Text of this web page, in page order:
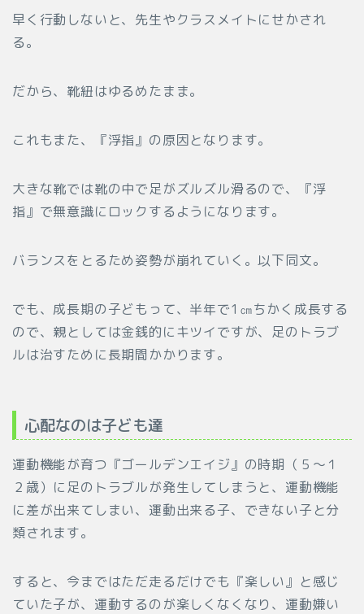
早く行動しないと、先生やクラスメイトにせかされ
る。
だから、靴紐はゆるめたまま。
これもまた、『浮指』の原因となります。
大きな靴では靴の中で足がズルズル滑るので、『浮
指』で無意識にロックするようになります。
バランスをとるため姿勢が崩れていく。以下同文。
でも、成長期の子どもって、半年で1㎝ちかく成長する
ので、親としては金銭的にキツイですが、足のトラブ
ルは治すために長期間かかります。
心配なのは子ども達
運動機能が育つ『ゴールデンエイジ』の時期（５～１
２歳）に足のトラブルが発生してしまうと、運動機能
に差が出来てしまい、運動出来る子、できない子と分
類されます。
すると、今まではただ走るだけでも『楽しい』と感じ
ていた子が、運動するのが楽しくなくなり、運動嫌い